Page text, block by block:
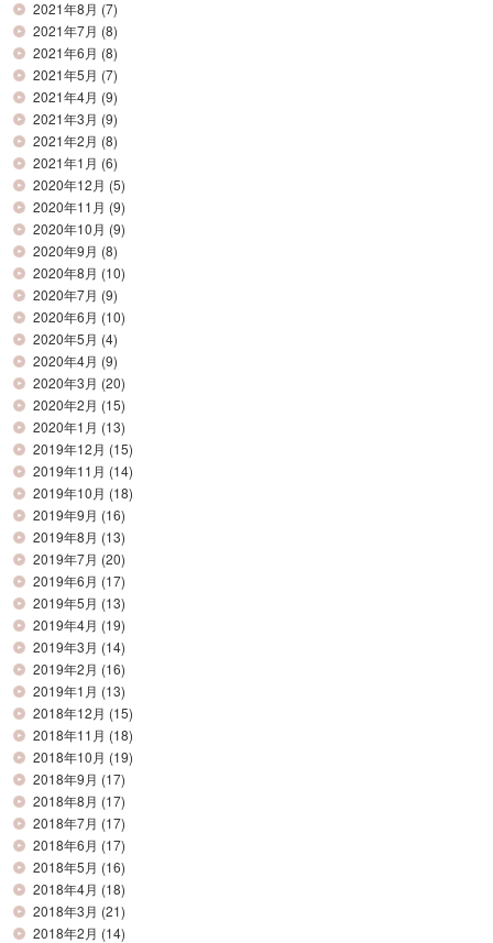
2021年8月 (7)
2021年7月 (8)
2021年6月 (8)
2021年5月 (7)
2021年4月 (9)
2021年3月 (9)
2021年2月 (8)
2021年1月 (6)
2020年12月 (5)
2020年11月 (9)
2020年10月 (9)
2020年9月 (8)
2020年8月 (10)
2020年7月 (9)
2020年6月 (10)
2020年5月 (4)
2020年4月 (9)
2020年3月 (20)
2020年2月 (15)
2020年1月 (13)
2019年12月 (15)
2019年11月 (14)
2019年10月 (18)
2019年9月 (16)
2019年8月 (13)
2019年7月 (20)
2019年6月 (17)
2019年5月 (13)
2019年4月 (19)
2019年3月 (14)
2019年2月 (16)
2019年1月 (13)
2018年12月 (15)
2018年11月 (18)
2018年10月 (19)
2018年9月 (17)
2018年8月 (17)
2018年7月 (17)
2018年6月 (17)
2018年5月 (16)
2018年4月 (18)
2018年3月 (21)
2018年2月 (14)